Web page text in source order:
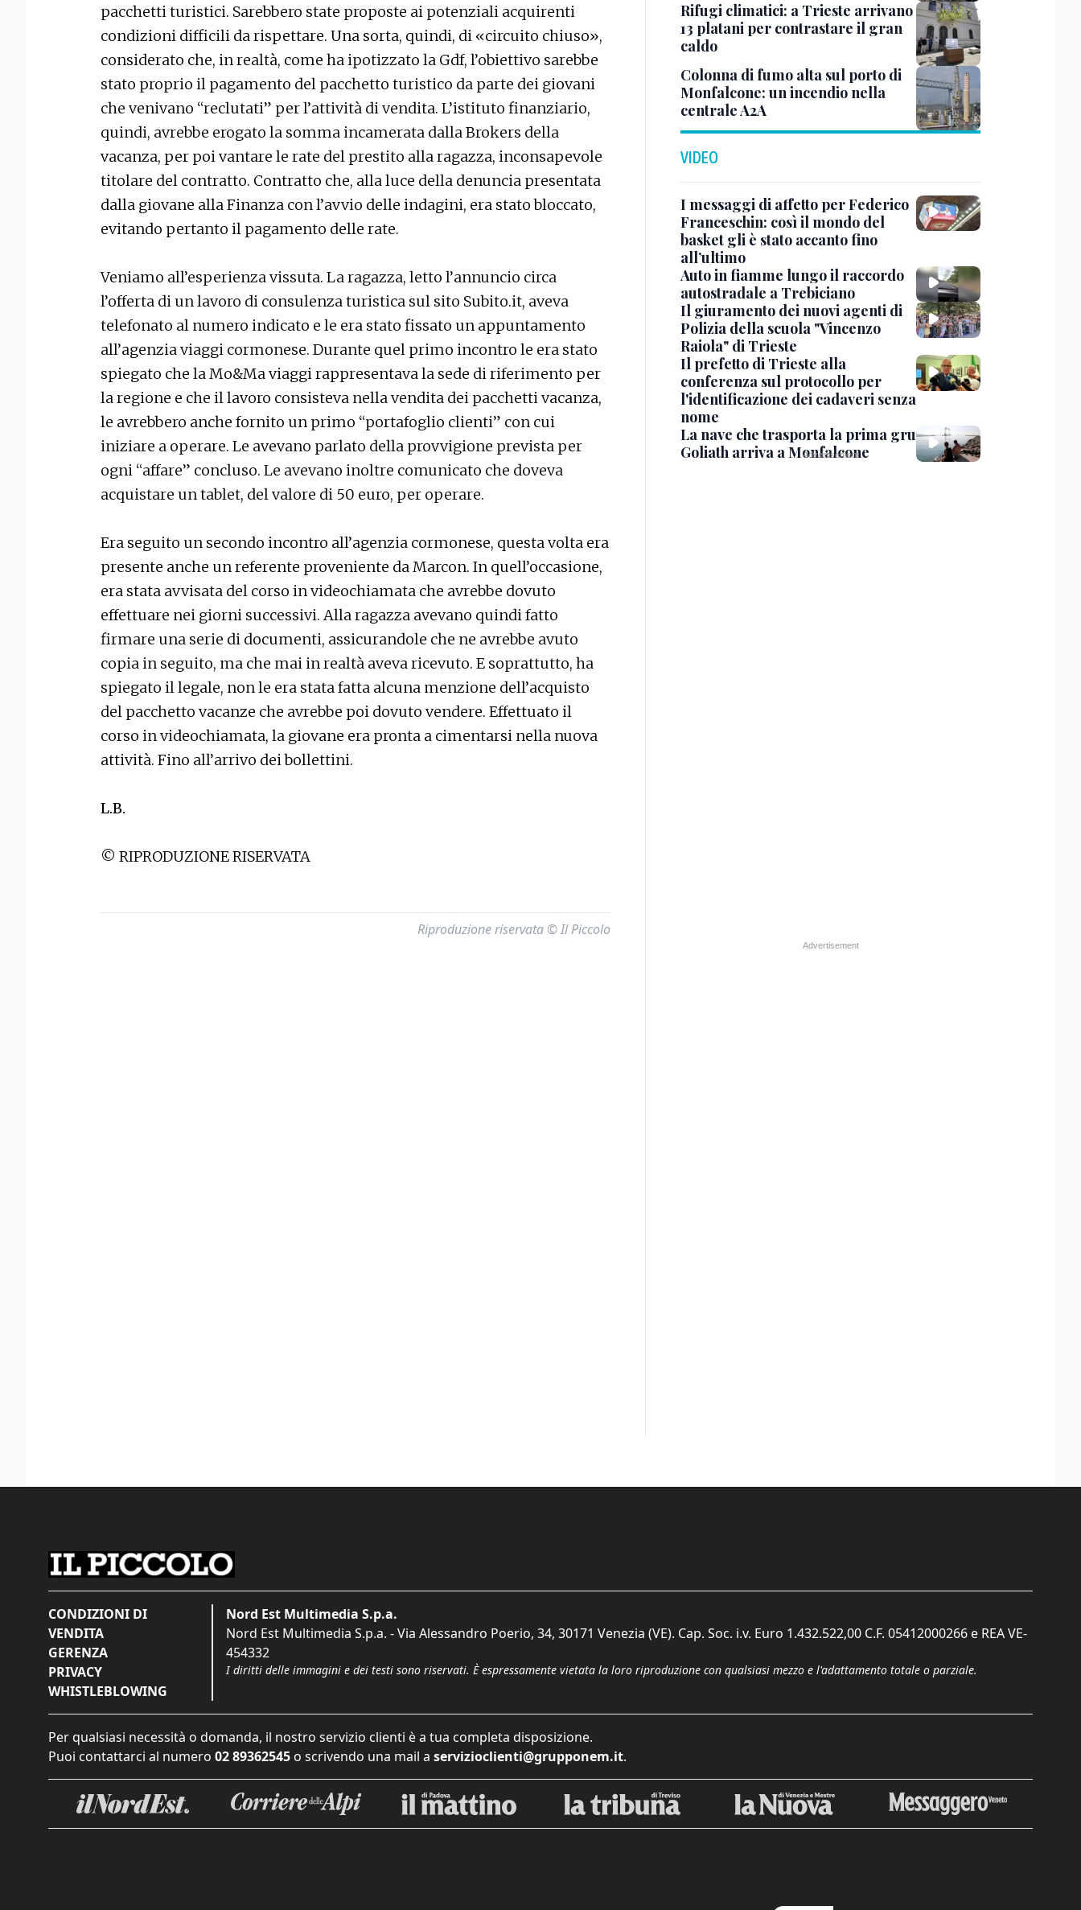
pacchetti turistici. Sarebbero state proposte ai potenziali acquirenti
condizioni difficili da rispettare. Una sorta, quindi, di «circuito chiuso»,
considerato che, in realtà, come ha ipotizzato la Gdf, l’obiettivo sarebbe
stato proprio il pagamento del pacchetto turistico da parte dei giovani
che venivano “reclutati” per l’attività di vendita. L’istituto finanziario,
quindi, avrebbe erogato la somma incamerata dalla Brokers della
vacanza, per poi vantare le rate del prestito alla ragazza, inconsapevole
titolare del contratto. Contratto che, alla luce della denuncia presentata
dalla giovane alla Finanza con l’avvio delle indagini, era stato bloccato,
evitando pertanto il pagamento delle rate.
Veniamo all’esperienza vissuta. La ragazza, letto l’annuncio circa
l’offerta di un lavoro di consulenza turistica sul sito Subito.it, aveva
telefonato al numero indicato e le era stato fissato un appuntamento
all’agenzia viaggi cormonese. Durante quel primo incontro le era stato
spiegato che la Mo&Ma viaggi rappresentava la sede di riferimento per
la regione e che il lavoro consisteva nella vendita dei pacchetti vacanza,
le avrebbero anche fornito un primo “portafoglio clienti” con cui
iniziare a operare. Le avevano parlato della provvigione prevista per
ogni “affare” concluso. Le avevano inoltre comunicato che doveva
acquistare un tablet, del valore di 50 euro, per operare.
Era seguito un secondo incontro all’agenzia cormonese, questa volta era
presente anche un referente proveniente da Marcon. In quell’occasione,
era stata avvisata del corso in videochiamata che avrebbe dovuto
effettuare nei giorni successivi. Alla ragazza avevano quindi fatto
firmare una serie di documenti, assicurandole che ne avrebbe avuto
copia in seguito, ma che mai in realtà aveva ricevuto. E soprattutto, ha
spiegato il legale, non le era stata fatta alcuna menzione dell’acquisto
del pacchetto vacanze che avrebbe poi dovuto vendere. Effettuato il
corso in videochiamata, la giovane era pronta a cimentarsi nella nuova
attività. Fino all’arrivo dei bollettini.
L.B.
© RIPRODUZIONE RISERVATA
Riproduzione riservata © Il Piccolo
Rifugi climatici: a Trieste arrivano
13 platani per contrastare il gran
caldo
Colonna di fumo alta sul porto di
Monfalcone: un incendio nella
centrale A2A
VIDEO
I messaggi di affetto per Federico
Franceschin: così il mondo del
basket gli è stato accanto fino
all’ultimo
Auto in fiamme lungo il raccordo
autostradale a Trebiciano
Il giuramento dei nuovi agenti di
Polizia della scuola "Vincenzo
Raiola" di Trieste
Il prefetto di Trieste alla
conferenza sul protocollo per
l'identificazione dei cadaveri senza
nome
La nave che trasporta la prima gru
Goliath arriva a Monfalcone
CONDIZIONI DI
VENDITA
GERENZA
PRIVACY
WHISTLEBLOWING
Nord Est Multimedia S.p.a.
Nord Est Multimedia S.p.a. - Via Alessandro Poerio, 34, 30171 Venezia (VE). Cap. Soc. i.v. Euro 1.432.522,00 C.F. 05412000266 e REA VE-
454332
I diritti delle immagini e dei testi sono riservati. È espressamente vietata la loro riproduzione con qualsiasi mezzo e l'adattamento totale o parziale.
Per qualsiasi necessità o domanda, il nostro servizio clienti è a tua completa disposizione.
Puoi contattarci al numero 02 89362545 o scrivendo una mail a servizioclienti@grupponem.it.